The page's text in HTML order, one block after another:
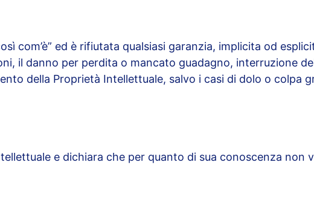
com’è” ed è rifiutata qualsiasi garanzia, implicita od
il danno per perdita o mancato guadagno, interruzione
della Proprietà Intellettuale, salvo i casi di dolo o colpa
e dichiara che per quanto di sua conoscenza non